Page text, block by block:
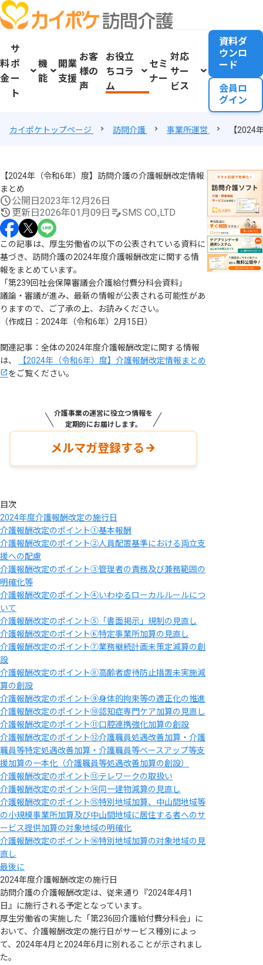
料
金
サ
ポ
ー
ト
機
能
開業
支援
お客
様の
声
お役立
ちコラ
ム
セミ
ナー
対応
サー
ビス
資料ダ
ウンロ
ード
会員ロ
グイン
カイポケトップページ 訪問介護 事業所運営 【2024
【2024年（令和6年）度】訪問介護の介護報酬改定情報
まとめ
公開日 2023年12月26日
更新日 2026年01月09日 SMS CO.,LTD
この記事は、厚生労働省の以下の公表されている資料に
基づき、訪問介護の2024年度介護報酬改定に関する情
報をまとめています。
「第239回社会保障審議会介護給付費分科会資料」
議論・審議が進み、最新の情報が公表される可能性があ
りますので、ご了承の上、お読みください。
（作成日：2024年（令和6年）2月15日）
関連記事：全体の2024年度介護報酬改定に関する情報
は、
【2024年（令和6年）度】介護報酬改定情報まとめ
をご覧ください。
介護事業の運営に役立つ情報を
定期的にお届けします。
メルマガ登録する
目次
2024年度介護報酬改定の施行日
介護報酬改定のポイント①基本報酬
介護報酬改定のポイント②人員配置基準における両立支
援への配慮
介護報酬改定のポイント③管理者の責務及び兼務範囲の
明確化等
介護報酬改定のポイント④いわゆるローカルルールにつ
いて
介護報酬改定のポイント⑤「書面掲示」規制の見直し
介護報酬改定のポイント⑥特定事業所加算の見直し
介護報酬改定のポイント⑦業務継続計画未策定減算の創
設
介護報酬改定のポイント⑧高齢者虐待防止措置未実施減
算の創設
介護報酬改定のポイント⑨身体的拘束等の適正化の推進
介護報酬改定のポイント⑩認知症専門ケア加算の見直し
介護報酬改定のポイント⑪口腔連携強化加算の創設
介護報酬改定のポイント⑫介護職員処遇改善加算・介護
職員等特定処遇改善加算・介護職員等ベースアップ等支
援加算の一本化（介護職員等処遇改善加算の創設）
介護報酬改定のポイント⑬テレワークの取扱い
介護報酬改定のポイント⑭同一建物減算の見直し
介護報酬改定のポイント⑮特別地域加算、中山間地域等
の小規模事業所加算及び中山間地域に居住する者へのサ
ービス提供加算の対象地域の明確化
介護報酬改定のポイント⑯特別地域加算の対象地域の見
直し
最後に
2024年度介護報酬改定の施行日
訪問介護の介護報酬改定は、従来通り『2024年4月1
日』に施行される予定となっています。
厚生労働省の実施した「第236回介護給付費分科会」に
おいて、介護報酬改定の施行日がサービス種別によっ
て、2024年4月と2024年6月に別れることが示されまし
た。